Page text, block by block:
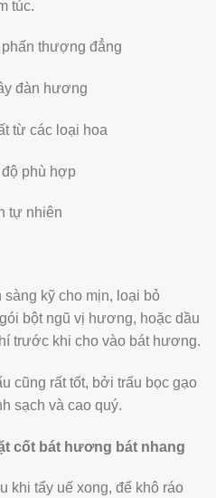
túc.
thượng đẳng
đàn hương
từ các loại hoa
phù hợp
tự nhiên
sàng kỹ cho mịn, loại bỏ
bột ngũ vị hương, hoặc dầu
trước khi cho vào bát hương.
cũng rất tốt, bởi trấu bọc gạo
sạch và cao quý.
cốt bát hương bát nhang
khi tẩy uế xong, để khô ráo